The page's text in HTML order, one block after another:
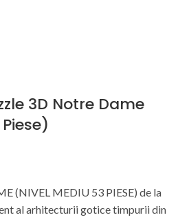
3D Notre Dame
(NIVEL MEDIU 53 PIESE) de la
al arhitecturii gotice timpurii din